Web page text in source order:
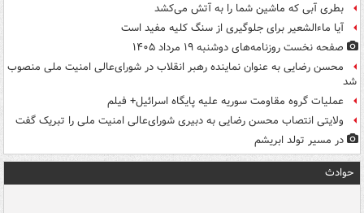
بطری آبی که ماشین شما را به آتش می‌کشد
آیا ماءالشعیر برای جلوگیری از سنگ کلیه مفید است
صفحه نخست روزنامه‌های دوشنبه ۱۹ مرداد ۱۴۰۵
محسن رضایی به عنوان نماینده رهبر انقلاب در شورای‌عالی امنیت ملی منصوب
شد
عملیات گروه مقاومت سوریه علیه پایگاه اسرائیل+ فیلم
ولایتی انتصاب محسن رضایی به دبیری شورای‌عالی امنیت ملی را تبریک گفت
در مسیر تولد ابریشم
حوادث